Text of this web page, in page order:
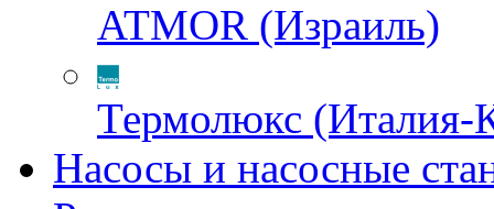
ATMOR (Израиль)
Термолюкс (Италия-
Насосы и насосные